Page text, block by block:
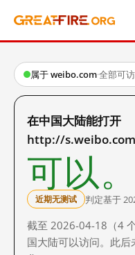
属于 weibo.com·全部可
在中国大陆能打开
http://
可以。
近期无测试 判定基于
截至 2026-04-18（4
国大陆可以访问。此